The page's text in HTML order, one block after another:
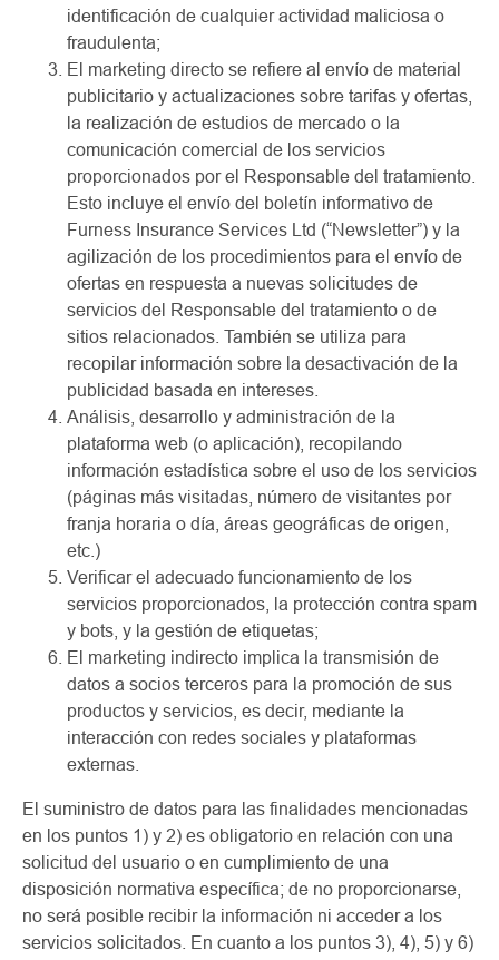
identificación de cualquier actividad maliciosa o
fraudulenta;
El marketing directo se refiere al envío de material
publicitario y actualizaciones sobre tarifas y ofertas,
la realización de estudios de mercado o la
comunicación comercial de los servicios
proporcionados por el Responsable del tratamiento.
Esto incluye el envío del boletín informativo de
Furness Insurance Services Ltd (“Newsletter”) y la
agilización de los procedimientos para el envío de
ofertas en respuesta a nuevas solicitudes de
servicios del Responsable del tratamiento o de
sitios relacionados. También se utiliza para
recopilar información sobre la desactivación de la
publicidad basada en intereses.
Análisis, desarrollo y administración de la
plataforma web (o aplicación), recopilando
información estadística sobre el uso de los servicios
(páginas más visitadas, número de visitantes por
franja horaria o día, áreas geográficas de origen,
etc.)
Verificar el adecuado funcionamiento de los
servicios proporcionados, la protección contra spam
y bots, y la gestión de etiquetas;
El marketing indirecto implica la transmisión de
datos a socios terceros para la promoción de sus
productos y servicios, es decir, mediante la
interacción con redes sociales y plataformas
externas.
El suministro de datos para las finalidades mencionadas
en los puntos 1) y 2) es obligatorio en relación con una
solicitud del usuario o en cumplimiento de una
disposición normativa específica; de no proporcionarse,
no será posible recibir la información ni acceder a los
servicios solicitados. En cuanto a los puntos 3), 4), 5) y 6)